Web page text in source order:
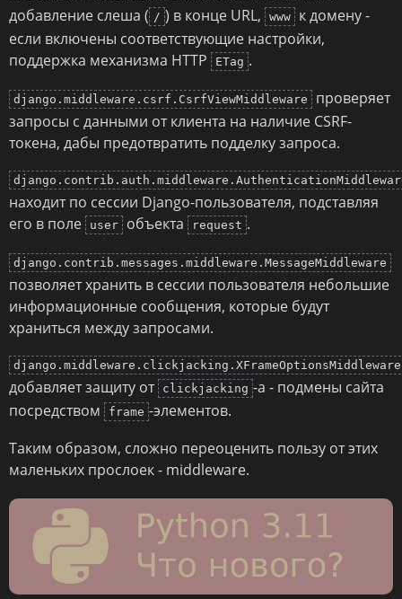
добавление слеша ( / ) в конце URL, www
к домену -
если включены соответствующие настройки,
поддержка механизма HTTP
ETag .
django.middleware.csrf.CsrfViewMiddleware
проверяет
запросы с данными от клиента на наличие CSRF-
токена, дабы предотвратить подделку запроса.
находит по сессии Django-пользователя, подставляя
его в поле
user объекта request .
django.contrib.messages.middleware.MessageMiddleware
позволяет хранить в сессии пользователя небольшие
информационные сообщения, которые будут
храниться между запросами.
django.middleware.clickjacking.XFrameOptionsMiddleware
добавляет защиту от clickjacking -а - подмены сайта
посредством
frame -элементов.
Таким образом, сложно переоценить пользу от этих
маленьких прослоек - middleware.